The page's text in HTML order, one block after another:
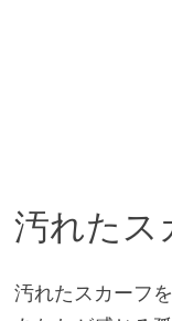
汚れたス
汚れたスカーフ